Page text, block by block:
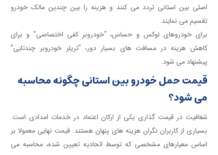
اصلی بین استانی تردد می کنند و هزینه را بین چندین مالک خودرو
تقسیم می نمایند.
برای خودروهای لوکس و حساس، “خودروبر کفی اختصاصی” و برای
کاهش هزینه در مسافت های بسیار دور، “تریلر خودروبر چندتایی”
پیشنهاد می شود.
قیمت حمل خودرو بین استانی چگونه محاسبه
می شود؟
شفافیت در قیمت گذاری یکی از ارکان اعتماد در خدمات امدادی است.
بسیاری از کاربران نگران هزینه های پنهان هستند. قیمت نهایی معمولا بر
اساس معیارهای مشخصی که توسط اتحادیه تعیین شده، محاسبه می